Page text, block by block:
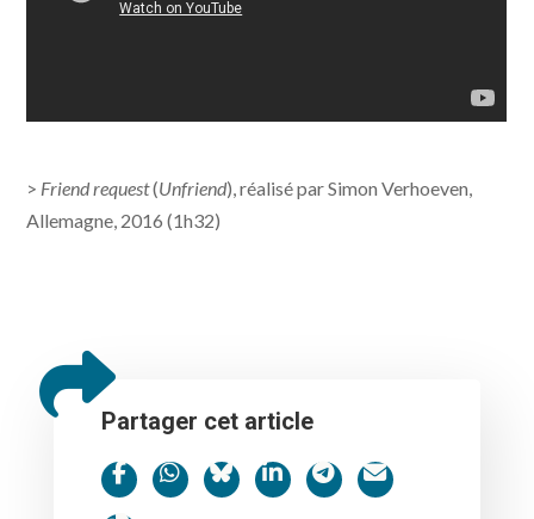
> Friend request(Unfriend), réalisé par Simon Verhoeven,
Allemagne, 2016 (1h32)
Partager cet article